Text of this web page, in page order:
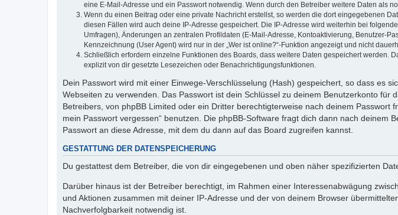
eine E-Mail-Adresse und ein Passwort notwendig. Wenn durch den Betreiber weitere Daten als
Wenn du einen Beitrag oder eine private Nachricht erstellst, so werden die dort eingegebenen
diesen Fällen wird auch deine IP-Adresse gespeichert. Die IP-Adresse wird weiterhin bei
Umfragen), Änderungen an zentralen Profildaten (E-Mail-Adresse, Kontoaktivierung, Benutzer-
Kennzeichnung (User Agent) wird nur in der „Wer ist online?“-Funktion angezeigt und nicht
Schließlich erfordern einzelne Funktionen des Boards, dass weitere Daten gespeichert werden.
explizit von dir gesetzte Lesezeichen oder Benachrichtigungsfunktionen.
Dein Passwort wird mit einer Einwege-Verschlüsselung (Hash) gespeichert, so dass es
Webseiten zu verwenden. Das Passwort ist dein Schlüssel zu deinem Benutzerkonto
Betreibers, von phpBB Limited oder ein Dritter berechtigterweise nach deinem
mein Passwort vergessen“ benutzen. Die phpBB-Software fragt dich dann nach
Passwort an diese Adresse, mit dem du dann auf das Board zugreifen kannst.
GESTATTUNG DER DATENSPEICHERUNG
Du gestattest dem Betreiber, die von dir eingegebenen und oben näher spezifizierten
Darüber hinaus ist der Betreiber berechtigt, im Rahmen einer Interessenabwägung
und Aktionen zusammen mit deiner IP-Adresse und der von deinem Browser
Nachverfolgbarkeit notwendig ist.